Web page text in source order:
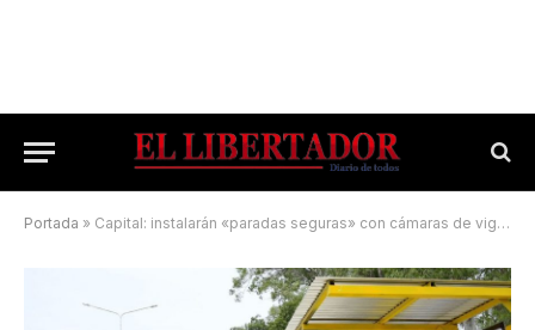
Portada » Capital: instalarán «paradas seguras» con cámaras de vigilancia en algunos barrios